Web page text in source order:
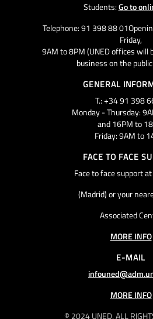
© 2024 UNED. ALL
Students:Go to
Telephone: 91 398 88
Friday,
9AM to 8PM (UNED offices will
business on the
GENERAL
T.: +34 91 398
Monday - Thursday:
and 16PM to
Friday: 9AM to
FACE TO FACE
Face to face support at
(Madrid) or your
Associated
MORE INFO
E-MAIL
MORE INFO